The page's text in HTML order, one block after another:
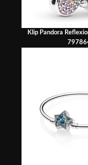
Klip Pandora